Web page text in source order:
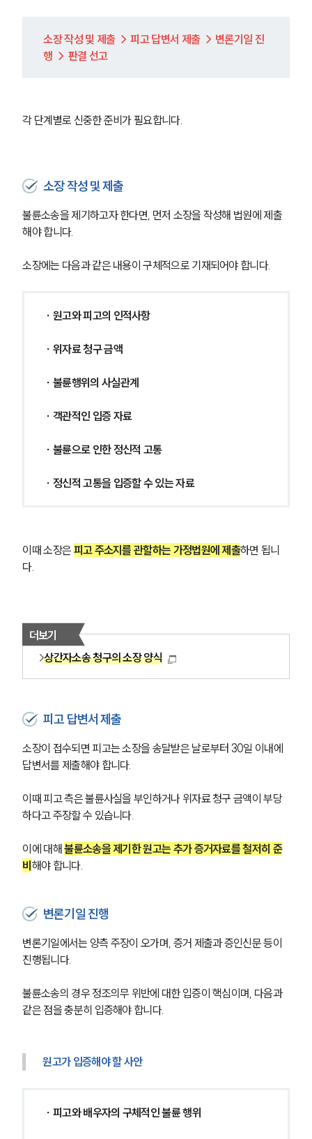
소장 작성 및 제출 → 피고 답변서 제출 → 변론기일 진
행 → 판결 선고
각 단계별로 신중한 준비가 필요합니다.
소장 작성 및 제출
불륜소송을 제기하고자 한다면, 먼저 소장을 작성해 법원에 제출
해야 합니다.
소장에는 다음과 같은 내용이 구체적으로 기재되어야 합니다.
∙ 원고와 피고의 인적사항
∙ 위자료 청구 금액
∙ 불륜행위의 사실관계
∙ 객관적인 입증 자료
∙ 불륜으로 인한 정신적 고통
∙ 정신적 고통을 입증할 수 있는 자료
이때 소장은 피고 주소지를 관할하는 가정법원에 제출하면 됩니
다.
더보기
상간자소송 청구의 소장 양식
피고 답변서 제출
소장이 접수되면 피고는 소장을 송달받은 날로부터 30일 이내에
답변서를 제출해야 합니다.
이때 피고 측은 불륜사실을 부인하거나 위자료 청구 금액이 부당
하다고 주장할 수 있습니다.
이에 대해 불륜소송을 제기한 원고는 추가 증거자료를 철저히 준
비 해야 합니다.
변론기일 진행
변론기일에서는 양측 주장이 오가며, 증거 제출과 증인신문 등이
진행됩니다.
불륜소송의 경우 정조의무 위반에 대한 입증이 핵심이며, 다음과
같은 점을 충분히 입증해야 합니다.
원고가 입증해야 할 사안
∙ 피고와 배우자의 구체적인 불륜 행위